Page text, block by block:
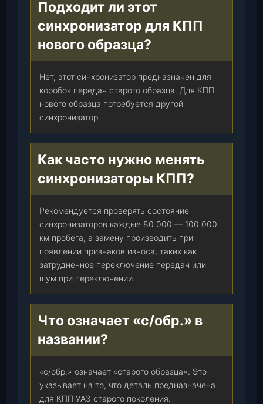
Подходит ли этот
синхронизатор для КПП
нового образца?
Нет, этот синхронизатор предназначен для
коробок передач старого образца. Для КПП
нового образца потребуется другой
синхронизатор.
Как часто нужно менять
синхронизаторы КПП?
Рекомендуется проверять состояние
синхронизаторов каждые 80 000 — 100 000
км пробега, а замену производить при
появлении признаков износа, таких как
затрудненное переключение передач или
шум при переключении.
Что означает «с/обр.» в
названии?
«с/обр.» означает «старого образца». Это
указывает на то, что деталь предназначена
для КПП УАЗ старого поколения.